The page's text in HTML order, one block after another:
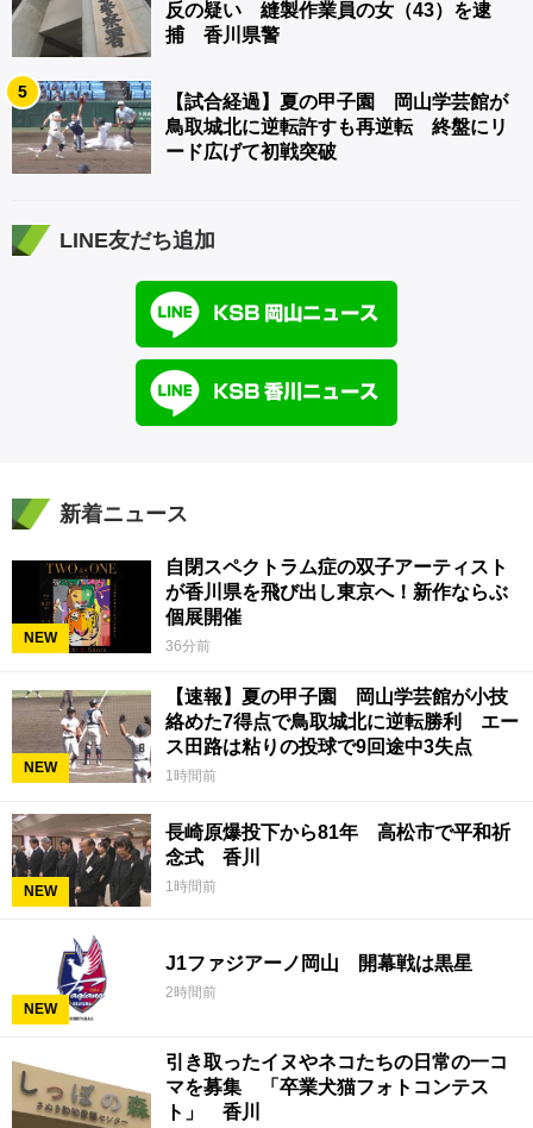
反の疑い 縫製作業員の女（43）を逮
捕 香川県警
5
【試合経過】夏の甲子園 岡山学芸館が
鳥取城北に逆転許すも再逆転 終盤にリ
ード広げて初戦突破
LINE友だち追加
新着ニュース
NEW
自閉スペクトラム症の双子アーティスト
が香川県を飛び出し東京へ！新作ならぶ
個展開催
36分前
NEW
【速報】夏の甲子園 岡山学芸館が小技
絡めた7得点で鳥取城北に逆転勝利 エー
ス田路は粘りの投球で9回途中3失点
1時間前
NEW
長崎原爆投下から81年 高松市で平和祈
念式 香川
1時間前
NEW
J1ファジアーノ岡山 開幕戦は黒星
2時間前
引き取ったイヌやネコたちの日常の一コ
マを募集 「卒業犬猫フォトコンテス
ト」 香川